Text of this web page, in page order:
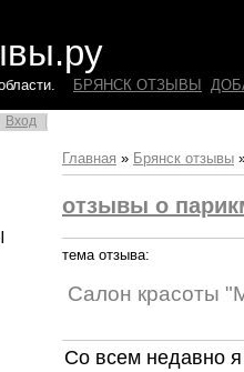
БРЯНСК ОТЗЫВЫ
Вход
Главная » Брянск отзывы
отзывы о
тема отзыва:
Салон красоты
Со всем недавно